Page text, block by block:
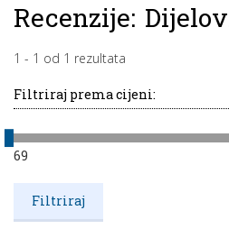
Recenzije:
1 - 1 od 1 rezultata
Filtriraj prema cijeni:
69